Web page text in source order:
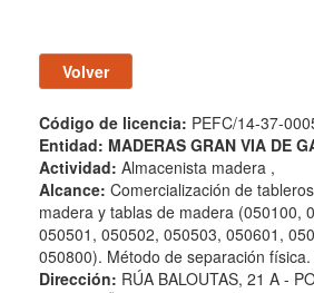
Código de licencia: PEFC/14-37-
Entidad: MADERAS GRAN VIA DE
Actividad: Almacenista madera ,
Alcance: Comercialización de
madera y tablas de madera (050100,
050501, 050502, 050503, 050601,
050800). Método de separación
Dirección: RÚA BALOUTAS, 21 A -